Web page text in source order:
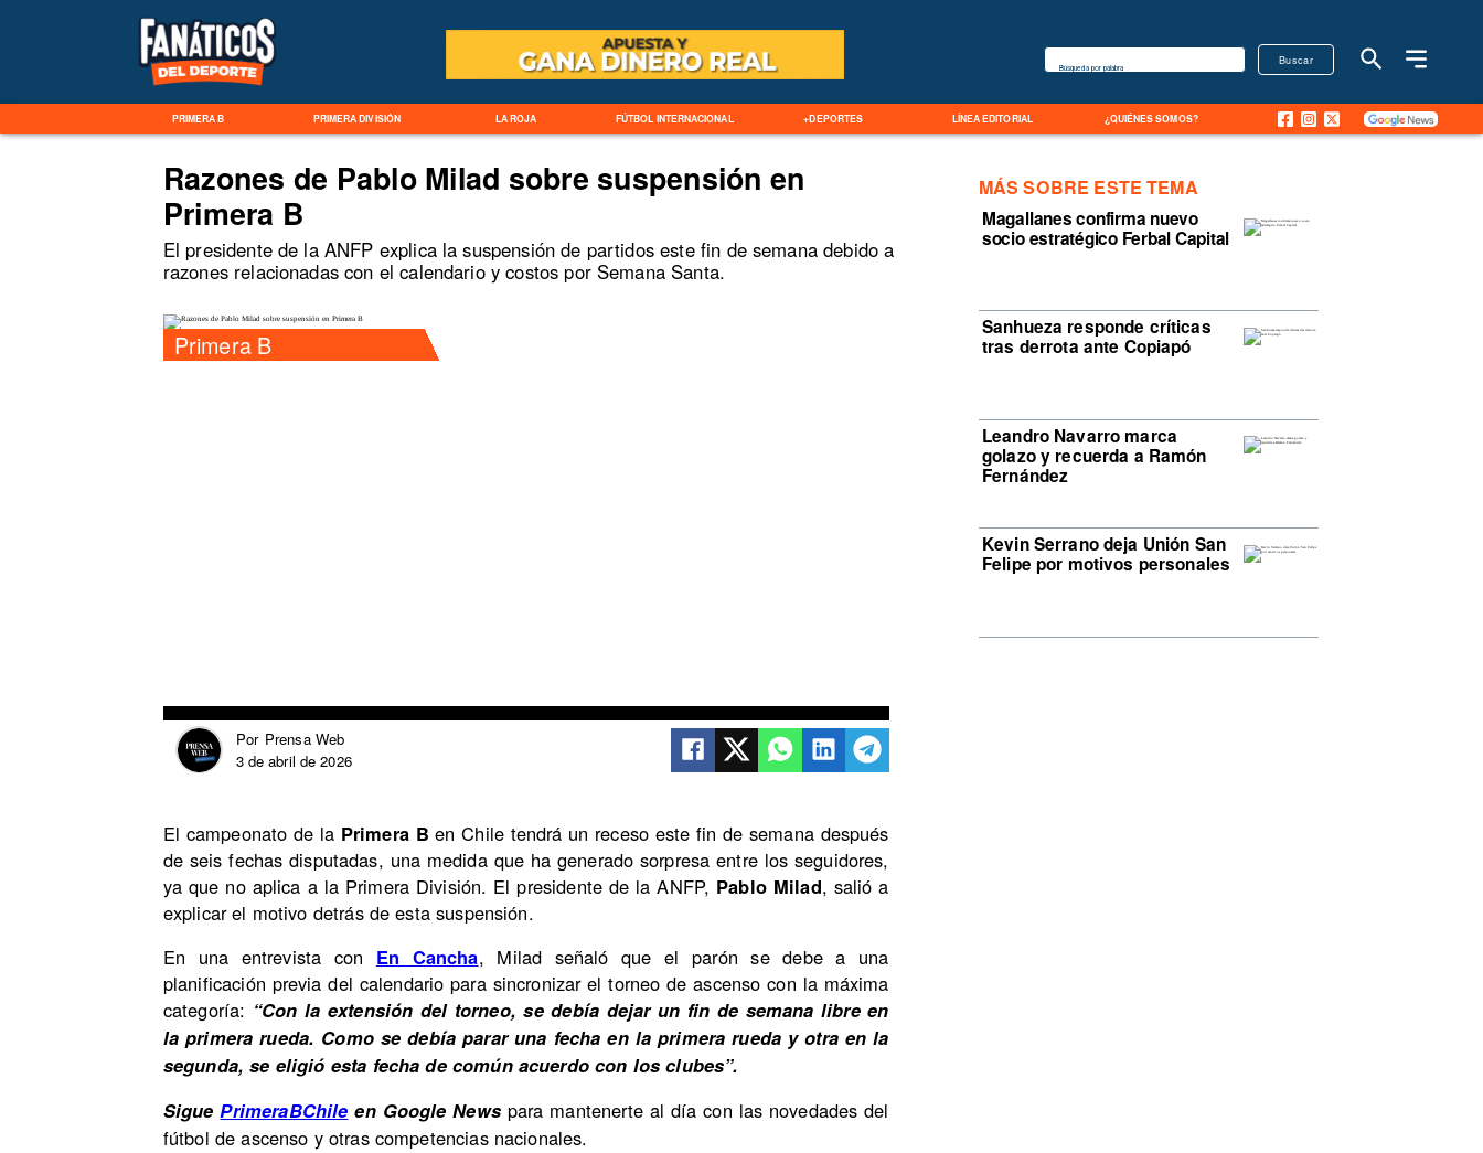
PRIMERA B PRIMERA DIVISIÓN LA ROJA FÚTBOL INTERNACIONAL +DEPORTES LÍNEA EDITORIAL ¿QUIÉNES SOMOS?
Buscar
Búsqueda por palabra
Primera B
Prensa Web
Por
3 de abril de 2026
Magallanes confirma nuevo
socio estratégico Ferbal Capital
Sanhueza responde críticas
tras derrota ante Copiapó
Leandro Navarro marca
golazo y recuerda a Ramón
Fernández
Kevin Serrano deja Unión San
Felipe por motivos personales
MÁS SOBRE ESTE TEMA
Razones de Pablo Milad sobre suspensión en
Primera B
El presidente de la ANFP explica la suspensión de partidos este fin de semana debido a
razones relacionadas con el calendario y costos por Semana Santa.
El campeonato de la Primera B en Chile tendrá un receso este fin de semana después
de seis fechas disputadas, una medida que ha generado sorpresa entre los seguidores,
ya que no aplica a la Primera División. El presidente de la ANFP, Pablo Milad, salió a
explicar el motivo detrás de esta suspensión.
En una entrevista con En Cancha, Milad señaló que el parón se debe a una
planificación previa del calendario para sincronizar el torneo de ascenso con la máxima
categoría: “Con la extensión del torneo, se debía dejar un fin de semana libre en
la primera rueda. Como se debía parar una fecha en la primera rueda y otra en la
segunda, se eligió esta fecha de común acuerdo con los clubes”.
SiguePrimeraBChile en Google Newspara mantenerte al día con las novedades del
fútbol de ascenso y otras competencias nacionales.